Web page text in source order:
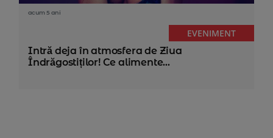
acum 5 ani
EVENIMENT
Intră deja în atmosfera de Ziua
Îndrăgostiților! Ce alimente...